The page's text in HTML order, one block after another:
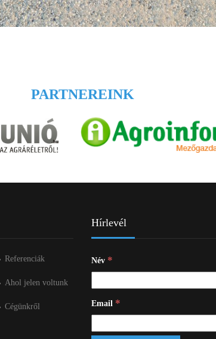
PARTNEREINK
Referenciák
Ahol jelen voltunk
Cégünkről
Hírlevél
Név *
Email *